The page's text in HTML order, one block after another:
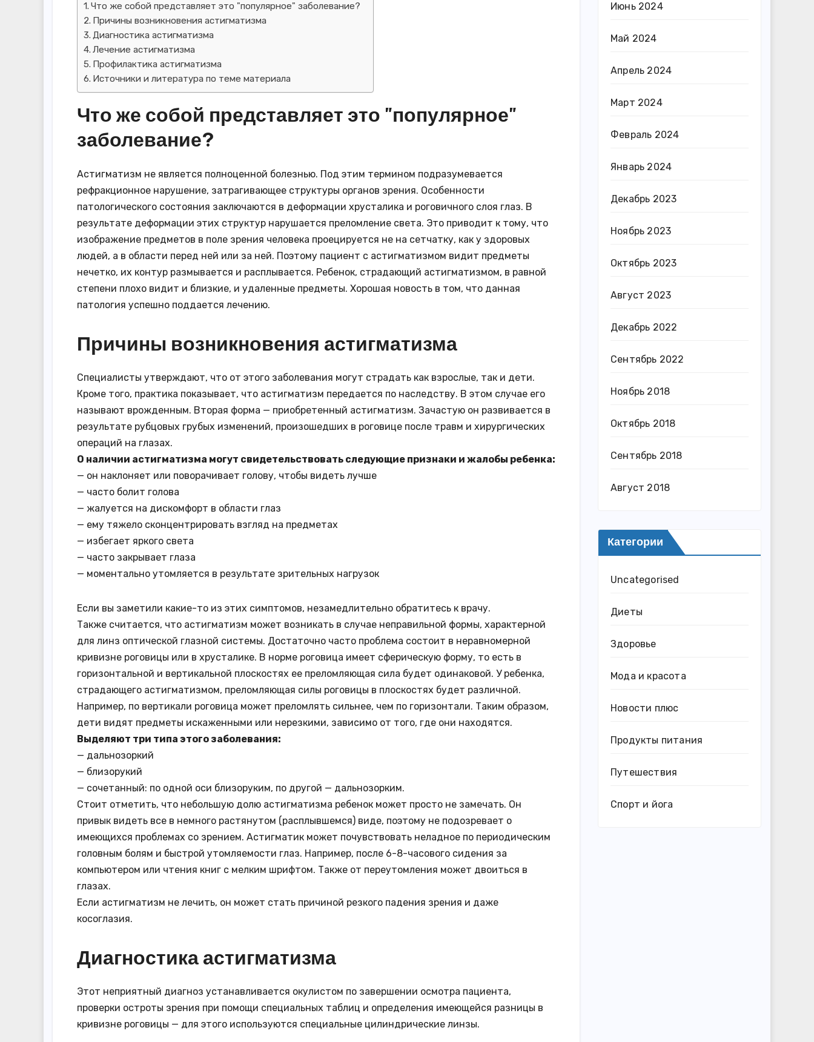
Что же собой представляет это "популярное" заболевание?
Причины возникновения астигматизма
Диагностика астигматизма
Лечение астигматизма
Профилактика астигматизма
Источники и литература по теме материала
Что же собой представляет это "популярное"
заболевание?
Астигматизм не является полноценной болезнью. Под этим термином подразумевается
рефракционное нарушение, затрагивающее структуры органов зрения. Особенности
патологического состояния заключаются в деформации хрусталика и роговичного слоя глаз. В
результате деформации этих структур нарушается преломление света. Это приводит к тому, что
изображение предметов в поле зрения человека проецируется не на сетчатку, как у здоровых
людей, а в области перед ней или за ней. Поэтому пациент с астигматизмом видит предметы
нечетко, их контур размывается и расплывается. Ребенок, страдающий астигматизмом, в равной
степени плохо видит и близкие, и удаленные предметы. Хорошая новость в том, что данная
патология успешно поддается лечению.
Причины возникновения астигматизма
Специалисты утверждают, что от этого заболевания могут страдать как взрослые, так и дети.
Кроме того, практика показывает, что астигматизм передается по наследству. В этом случае его
называют врожденным. Вторая форма — приобретенный астигматизм. Зачастую он развивается в
результате рубцовых грубых изменений, произошедших в роговице после травм и хирургических
операций на глазах.
О наличии астигматизма могут свидетельствовать следующие признаки и жалобы ребенка:
— он наклоняет или поворачивает голову, чтобы видеть лучше
— часто болит голова
— жалуется на дискомфорт в области глаз
— ему тяжело сконцентрировать взгляд на предметах
— избегает яркого света
— часто закрывает глаза
— моментально утомляется в результате зрительных нагрузок
Если вы заметили какие-то из этих симптомов, незамедлительно обратитесь к врачу.
Также считается, что астигматизм может возникать в случае неправильной формы, характерной
для линз оптической глазной системы. Достаточно часто проблема состоит в неравномерной
кривизне роговицы или в хрусталике. В норме роговица имеет сферическую форму, то есть в
горизонтальной и вертикальной плоскостях ее преломляющая сила будет одинаковой. У ребенка,
страдающего астигматизмом, преломляющая силы роговицы в плоскостях будет различной.
Например, по вертикали роговица может преломлять сильнее, чем по горизонтали. Таким образом,
дети видят предметы искаженными или нерезкими, зависимо от того, где они находятся.
Выделяют три типа этого заболевания:
— дальнозоркий
— близорукий
— сочетанный: по одной оси близоруким, по другой — дальнозорким.
Стоит отметить, что небольшую долю астигматизма ребенок может просто не замечать. Он
привык видеть все в немного растянутом (расплывшемся) виде, поэтому не подозревает о
имеющихся проблемах со зрением. Астигматик может почувствовать неладное по периодическим
головным болям и быстрой утомляемости глаз. Например, после 6-8-часового сидения за
компьютером или чтения книг с мелким шрифтом. Также от переутомления может двоиться в
глазах.
Если астигматизм не лечить, он может стать причиной резкого падения зрения и даже
косоглазия.
Диагностика астигматизма
Этот неприятный диагноз устанавливается окулистом по завершении осмотра пациента,
проверки остроты зрения при помощи специальных таблиц и определения имеющейся разницы в
кривизне роговицы — для этого используются специальные цилиндрические линзы.
Июнь 2024
Май 2024
Апрель 2024
Март 2024
Февраль 2024
Январь 2024
Декабрь 2023
Ноябрь 2023
Октябрь 2023
Август 2023
Декабрь 2022
Сентябрь 2022
Ноябрь 2018
Октябрь 2018
Сентябрь 2018
Август 2018
Категории
Uncategorised
Диеты
Здоровье
Мода и красота
Новости плюс
Продукты питания
Путешествия
Спорт и йога